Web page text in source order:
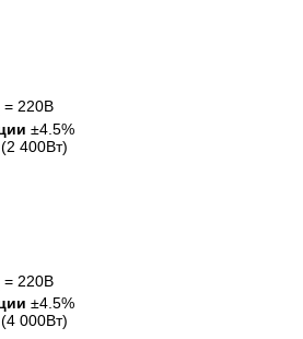
= 220В
±4.5%
400Вт)
= 220В
±4.5%
000Вт)